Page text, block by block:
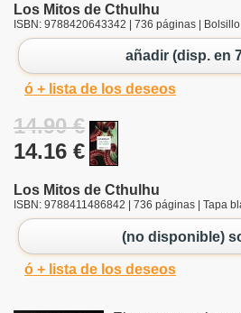
Los Mitos de Cthulhu
ISBN: 9788420643342 | 736 páginas |
añadir (disp. en
ó + lista de los deseos
14.90 €
14.16 €
Los Mitos de Cthulhu
ISBN: 9788411486842 | 736 páginas | Tapa
(no disponible)
ó + lista de los deseos